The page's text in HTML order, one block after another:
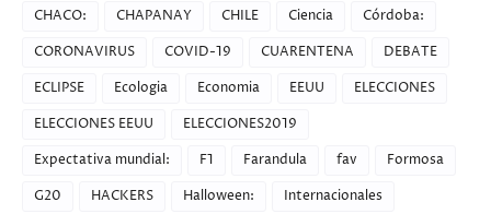
CHACO:
CHAPANAY CHILE Ciencia
Córdoba:
CORONAVIRUS
COVID-19 CUARENTENA
DEBATE
ECLIPSE
Ecologia Economia EEUU
ELECCIONES
ELECCIONES EEUU
ELECCIONES2019
Expectativa mundial:
F1 Farandula fav
Formosa
G20
HACKERS Halloween:
Internacionales